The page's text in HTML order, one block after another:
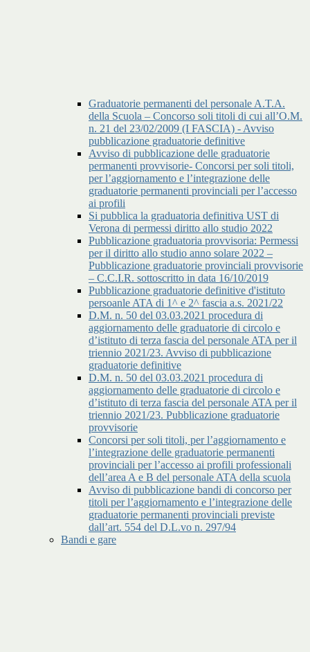
Graduatorie permanenti del personale A.T.A.
della Scuola – Concorso soli titoli di cui all’O.M.
n. 21 del 23/02/2009 (I FASCIA) - Avviso
pubblicazione graduatorie definitive
Avviso di pubblicazione delle graduatorie
permanenti provvisorie- Concorsi per soli titoli,
per l’aggiornamento e l’integrazione delle
graduatorie permanenti provinciali per l’accesso
ai profili
Si pubblica la graduatoria definitiva UST di
Verona di permessi diritto allo studio 2022
Pubblicazione graduatoria provvisoria: Permessi
per il diritto allo studio anno solare 2022 –
Pubblicazione graduatorie provinciali provvisorie
– C.C.I.R. sottoscritto in data 16/10/2019
Pubblicazione graduatorie definitive d'istituto
persoanle ATA di 1^ e 2^ fascia a.s. 2021/22
D.M. n. 50 del 03.03.2021 procedura di
aggiornamento delle graduatorie di circolo e
d’istituto di terza fascia del personale ATA per il
triennio 2021/23. Avviso di pubblicazione
graduatorie definitive
D.M. n. 50 del 03.03.2021 procedura di
aggiornamento delle graduatorie di circolo e
d’istituto di terza fascia del personale ATA per il
triennio 2021/23. Pubblicazione graduatorie
provvisorie
Concorsi per soli titoli, per l’aggiornamento e
l’integrazione delle graduatorie permanenti
provinciali per l’accesso ai profili professionali
dell’area A e B del personale ATA della scuola
Avviso di pubblicazione bandi di concorso per
titoli per l’aggiornamento e l’integrazione delle
graduatorie permanenti provinciali previste
dall’art. 554 del D.L.vo n. 297/94
Bandi e gare